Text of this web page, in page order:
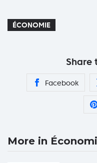
ÉCONOMIE
Share
Facebook
More in